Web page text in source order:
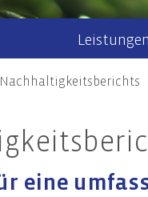
Leistungen
Steuererklärung &
Jahresabschlüsse
Finanzbuchhaltung
eine